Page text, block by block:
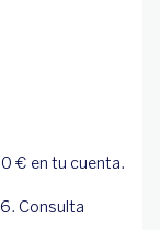
€ en tu cuenta.
Consulta